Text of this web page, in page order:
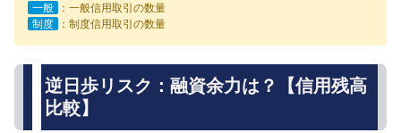
一般
：一般信用取引の数量
制度
：制度信用取引の数量
逆日歩リスク：融資余力は？【信用残高
比較】